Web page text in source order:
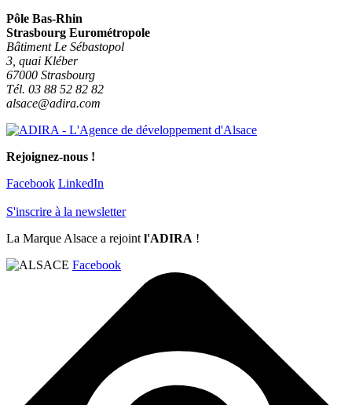
Pôle Bas-Rhin
Strasbourg Eurométropole
Bâtiment Le Sébastopol
3, quai Kléber
67000 Strasbourg
Tél. 03 88 52 82 82
alsace@adira.com
Rejoignez-nous !
Facebook LinkedIn
S'inscrire à la newsletter
La Marque Alsace a rejointl'ADIRA !
Facebook